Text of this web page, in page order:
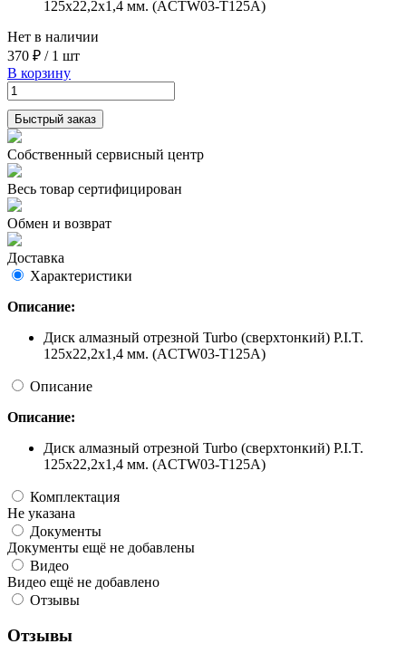
125x22,2x1,4 мм. (ACTW03-T125A)
Нет в наличии
370 ₽ / 1 шт
В корзину
Быстрый заказ
Собственный сервисный центр
Весь товар сертифицирован
Обмен и возврат
Доставка
Характеристики
Описание:
Диск алмазный отрезной Turbo (сверхтонкий) P.I.T.
125x22,2x1,4 мм. (ACTW03-T125A)
Описание
Описание:
Диск алмазный отрезной Turbo (сверхтонкий) P.I.T.
125x22,2x1,4 мм. (ACTW03-T125A)
Комплектация
Не указана
Документы
Документы ещё не добавлены
Видео
Видео ещё не добавлено
Отзывы
Отзывы